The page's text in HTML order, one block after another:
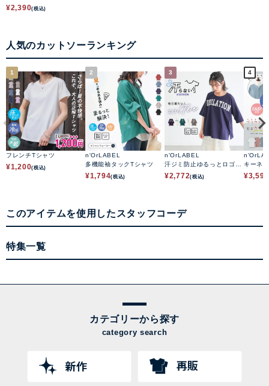
ブ刺繍カットソー
¥2,390(税込)
人気のカットソーランキング
1
フレンチTシャツ
¥1,200(税込)
2
n'OrLABEL
多機能袖タックTシャツ
¥1,794(税込)
3
n'OrLABEL
汗ジミ防止ゆるっとロゴT
シャツ
¥2,772(税込)
4
キーネ
ソーシ
¥3,590
このアイテムを使用したスタッフコーデ
特集一覧
カテゴリーから探す
category search